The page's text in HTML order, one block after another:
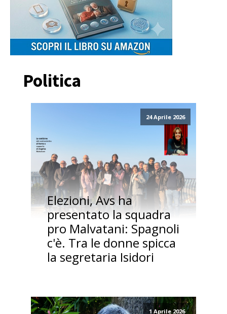
Politica
24 Aprile 2026
Elezioni, Avs ha
presentato la squadra
pro Malvatani: Spagnoli
c'è. Tra le donne spicca
la segretaria Isidori
1 Aprile 2026